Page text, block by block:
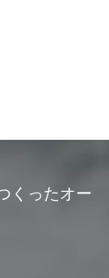
くったオー